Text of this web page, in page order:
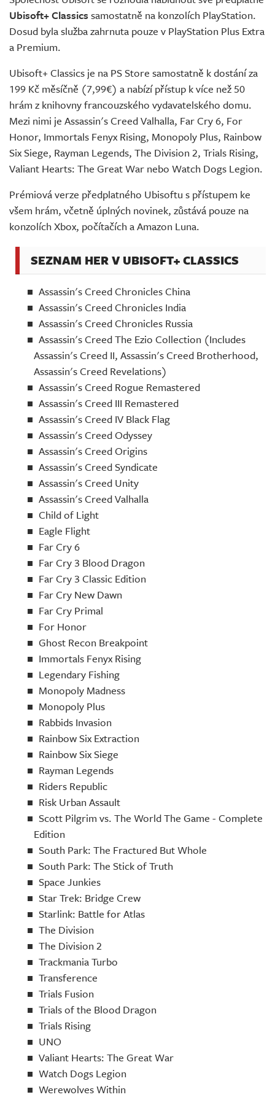
Živě
Ubisoft+ Classics samostatně na konzolích PlayStation.
Dosud byla služba zahrnuta pouze v PlayStation Plus Extra
a Premium.
Ubisoft+ Classics je na PS Store samostatně k dostání za
199 Kč měsíčně (7,99€) a nabízí přístup k více než 50
hrám z knihovny francouzského vydavatelského domu.
Mezi nimi je Assassin's Creed Valhalla, Far Cry 6, For
Honor, Immortals Fenyx Rising, Monopoly Plus, Rainbow
Six Siege, Rayman Legends, The Division 2, Trials Rising,
Valiant Hearts: The Great War nebo Watch Dogs Legion.
Prémiová verze předplatného Ubisoftu s přístupem ke
všem hrám, včetně úplných novinek, zůstává pouze na
konzolích Xbox, počítačích a Amazon Luna.
SEZNAM HER V UBISOFT+ CLASSICS
Assassin's Creed Chronicles China
Assassin's Creed Chronicles India
Assassin's Creed Chronicles Russia
Assassin's Creed The Ezio Collection (Includes
Assassin's Creed II, Assassin's Creed Brotherhood,
Assassin's Creed Revelations)
Assassin's Creed Rogue Remastered
Assassin's Creed III Remastered
Assassin's Creed IV Black Flag
Assassin's Creed Odyssey
Assassin's Creed Origins
Assassin's Creed Syndicate
Assassin's Creed Unity
Assassin's Creed Valhalla
Child of Light
Eagle Flight
Far Cry 6
Far Cry 3 Blood Dragon
Far Cry 3 Classic Edition
Far Cry New Dawn
Far Cry Primal
For Honor
Ghost Recon Breakpoint
Immortals Fenyx Rising
Legendary Fishing
Monopoly Madness
Monopoly Plus
Rabbids Invasion
Rainbow Six Extraction
Rainbow Six Siege
Rayman Legends
Riders Republic
Risk Urban Assault
Scott Pilgrim vs. The World The Game - Complete
Edition
South Park: The Fractured But Whole
South Park: The Stick of Truth
Space Junkies
Star Trek: Bridge Crew
Starlink: Battle for Atlas
The Division
The Division 2
Trackmania Turbo
Transference
Trials Fusion
Trials of the Blood Dragon
Trials Rising
UNO
Valiant Hearts: The Great War
Watch Dogs Legion
Werewolves Within